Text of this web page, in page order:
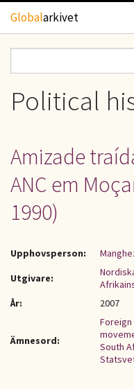
Hoppa till
Globalarkivet
TIDSKRIFTER
GEOGRAFI
UPPHOVSRÄTT
Political
Amizade
ANC em
1990)
Upphovsperson:
Utgivare:
År:
2007
Ämnesord:
South